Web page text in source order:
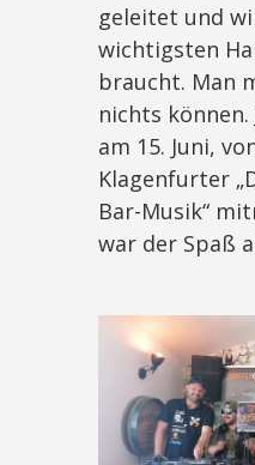
geleitet und
wichtigsten
braucht. Man
nichts
am 15. Juni,
Klagenfurter
Bar-Musik“
war der Spaß